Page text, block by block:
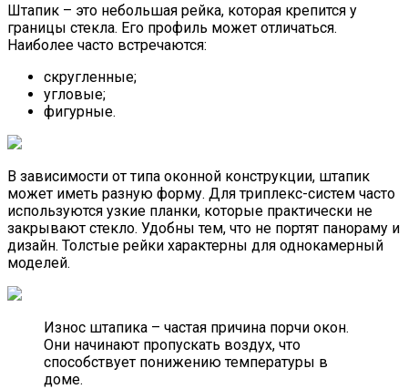
Штапик – это небольшая рейка, которая крепится у
границы стекла. Его профиль может отличаться.
Наиболее часто встречаются:
скругленные;
угловые;
фигурные.
В зависимости от типа оконной конструкции, штапик
может иметь разную форму. Для триплекс-систем часто
используются узкие планки, которые практически не
закрывают стекло. Удобны тем, что не портят панораму и
дизайн. Толстые рейки характерны для однокамерный
моделей.
Износ штапика – частая причина порчи окон.
Они начинают пропускать воздух, что
способствует понижению температуры в
доме.